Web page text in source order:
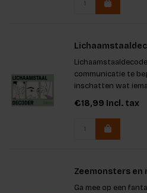
communicatie te
inschatten wat
voelt, leidt dat
betere communicatie.
€18,99 Incl. tax
Zeemonsters en
Ga mee op een